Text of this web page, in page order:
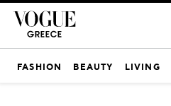
FASHION BEAUTY LIVING